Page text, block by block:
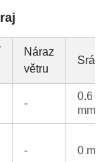
Náraz
větru
-
0.6
mm
- 0